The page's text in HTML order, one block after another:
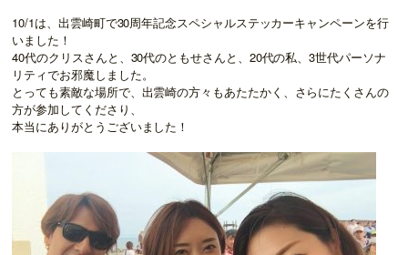
10/1は、出雲崎町で30周年記念スペシャルステッカーキャンペーンを行
いました！
40代のクリスさんと、30代のともせさんと、20代の私、3世代パーソナ
リティでお邪魔しました。
とっても素敵な場所で、出雲崎の方々もあたたかく、さらにたくさんの
方が参加してくださり、
本当にありがとうございました！